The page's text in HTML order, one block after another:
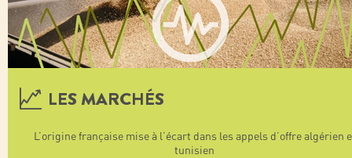
LES MARCHÉS
L’origine française mise à l’écart dans les appels d’offre algérien
tunisien